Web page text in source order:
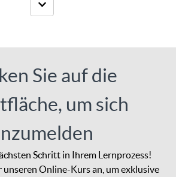
Sie auf die
um sich
Schritt in Ihrem Lernprozess!
unseren Online-Kurs an, um exklusive